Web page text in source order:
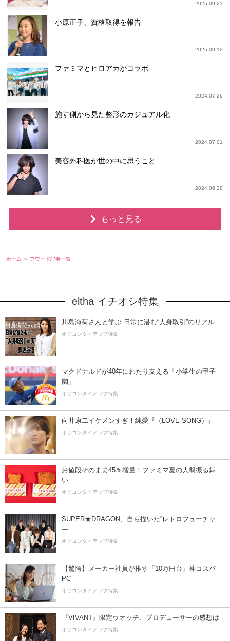
2025.09.21
小原正子、資格取得を報告
2025.09.12
ファミマとヒロアカがコラボ
2024.07.26
施す側から見た整形のカジュアル化
2024.07.01
美容外科医が世の中に思うこと
2024.06.28
もっと見る
ホーム アワード記事一覧
eltha イチオシ特集
川島海荷さんと学ぶ 日常に潜む“人身取引”のリアル
オリコンタイアップ特集
マクドナルドが40年にわたり支える「小学生の甲子
園」
オリコンタイアップ特集
向井康二イケメンすぎ！純愛『（LOVE SONG）』
オリコンタイアップ特集
お値段そのまま45％増量！ファミマ夏の大盤振る舞
い
オリコンタイアップ特集
SUPER★DRAGON、自ら描いた”レトロフューチャ
ー”
オリコンタイアップ特集
【驚愕】メーカー社員が推す「10万円台」神コスパ
PC
オリコンタイアップ特集
『VIVANT』限定ウオッチ、プロデューサーの感想は
オリコンタイアップ特集